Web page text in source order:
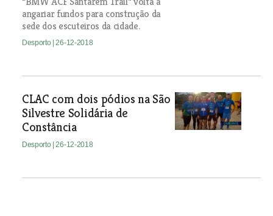
angariar fundos para construção da
sede dos escuteiros da cidade.
Desporto | 26-12-2018
CLAC com dois pódios na São
Silvestre Solidária de
Constância
Desporto | 26-12-2018